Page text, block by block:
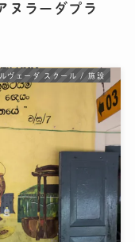
ヌラーダプラ
ヴェーダ スクール / 施設